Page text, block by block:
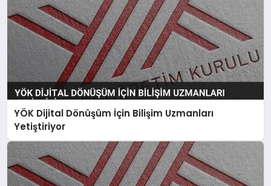
YÖK Dijital Dönüşüm İçin Bilişim Uzmanları
Yetiştiriyor